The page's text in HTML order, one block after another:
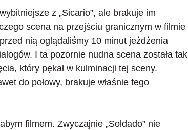
z „Sicario”, ale brakuje im
scena na przejściu granicznym w filmie
nią oglądaliśmy 10 minut jeżdżenia
I ta pozornie nudna scena została tak
który pękał w kulminacji tej sceny.
do połowy, brakuje właśnie tego
filmem. Zwyczajnie „Soldado” nie